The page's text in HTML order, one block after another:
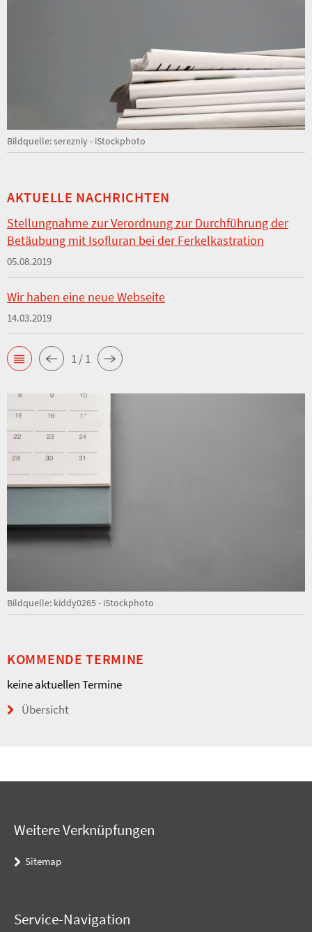
Bildquelle: serezniy - iStockphoto
AKTUELLE NACHRICHTEN
Stellungnahme zur Verordnung zur Durchführung der
Betäubung mit Isofluran bei der Ferkelkastration
05.08.2019
Wir haben eine neue Webseite
14.03.2019
1 / 1
Bildquelle: kiddy0265 - iStockphoto
KOMMENDE TERMINE
keine aktuellen Termine
Übersicht
Weitere Verknüpfungen
Sitemap
Service-Navigation